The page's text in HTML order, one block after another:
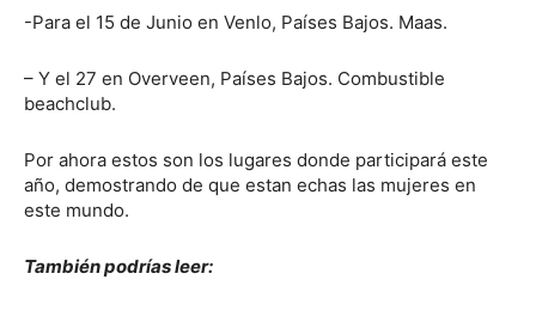
-Para el 15 de Junio en Venlo, Países Bajos. Maas.
– Y el 27 en Overveen, Países Bajos. Combustible
beachclub.
Por ahora estos son los lugares donde participará este
año, demostrando de que estan echas las mujeres en
este mundo.
También podrías leer: